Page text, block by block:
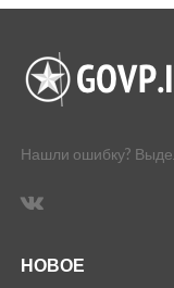
Нашли ошибку?
НОВОЕ